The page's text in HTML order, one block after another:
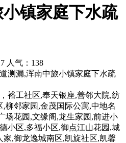
镇家庭下水疏
人气：138
测漏,浑南中旅小镇家庭下水疏
裕工社区,奉天银座,善邻大院,纺
柳邻家园,金茂国际公寓,中地名
场花园,文缘阁,龙生家园,前进小
小区,多福小区,御点江山花园,城
,御龙逸城南区,凯旋社区,凯馨